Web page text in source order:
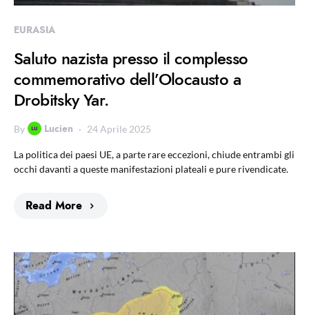
EURASIA
Saluto nazista presso il complesso
commemorativo dell’Olocausto a
Drobitsky Yar.
By Lucien 24 Aprile 2025
La politica dei paesi UE, a parte rare eccezioni, chiude entrambi gli
occhi davanti a queste manifestazioni plateali e pure rivendicate.
Read More